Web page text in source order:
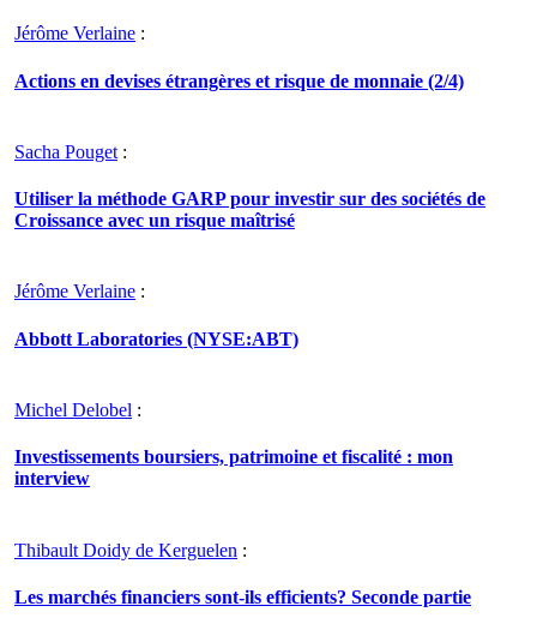
Jérôme Verlaine :
Actions en devises étrangères et risque de monnaie (2/4)
Sacha Pouget :
Utiliser la méthode GARP pour investir sur des sociétés de
Croissance avec un risque maîtrisé
Jérôme Verlaine :
Abbott Laboratories (NYSE:ABT)
Michel Delobel :
Investissements boursiers, patrimoine et fiscalité : mon
interview
Thibault Doidy de Kerguelen :
Les marchés financiers sont-ils efficients? Seconde partie